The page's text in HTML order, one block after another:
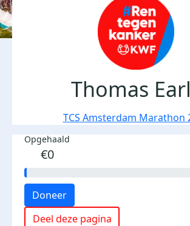
Thomas
TCS Amsterdam Marathon
Opgehaald
€0
Doneer
Deel deze pagina